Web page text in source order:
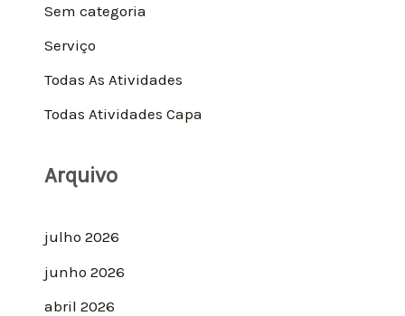
Sem categoria
Serviço
Todas As Atividades
Todas Atividades Capa
Arquivo
julho 2026
junho 2026
abril 2026